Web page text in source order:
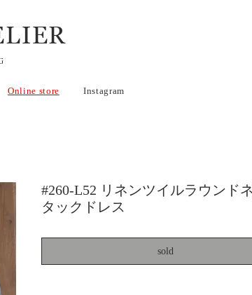
Online store Instagram
#260-L52 リネンツイルラウンド
タックドレス
sold